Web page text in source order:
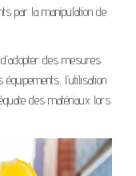
par la manipulation de
des mesures
l’utilisation
des matériaux lors